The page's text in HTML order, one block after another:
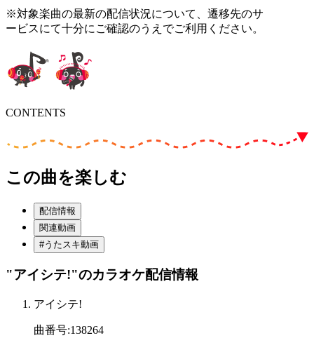
※対象楽曲の最新の配信状況について、遷移先のサ
ービスにて十分にご確認のうえでご利用ください。
CONTENTS
この曲を楽しむ
配信情報
関連動画
#うたスキ動画
"アイシテ!"のカラオケ配信情報
アイシテ!
曲番号:138264